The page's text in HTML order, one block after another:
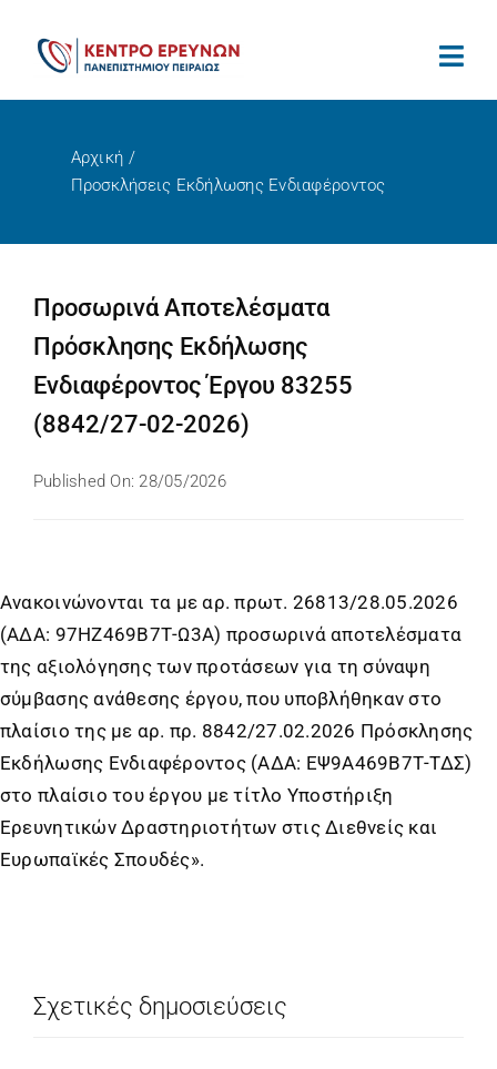
περιεχόμενο
Αρχική
Προσκλήσεις Εκδήλωσης Ενδιαφέροντος
Προσωρινά Αποτελέσματα
Πρόσκλησης Εκδήλωσης
Ενδιαφέροντος Έργου 83255
(8842/27-02-2026)
Published On: 28/05/2026
Ανακοινώνονται τα με αρ. πρωτ. 26813/28.05.2026
(ΑΔΑ: 97ΗΖ469Β7Τ-Ω3Α) προσωρινά αποτελέσματα
της αξιολόγησης των προτάσεων για τη σύναψη
σύμβασης ανάθεσης έργου, που υποβλήθηκαν στο
πλαίσιο της με αρ. πρ. 8842/27.02.2026 Πρόσκλησης
Εκδήλωσης Ενδιαφέροντος (ΑΔΑ: ΕΨ9Α469Β7Τ-ΤΔΣ)
στο πλαίσιο του έργου με τίτλο Υποστήριξη
Ερευνητικών Δραστηριοτήτων στις Διεθνείς και
Ευρωπαϊκές Σπουδές».
Σχετικές δημοσιεύσεις